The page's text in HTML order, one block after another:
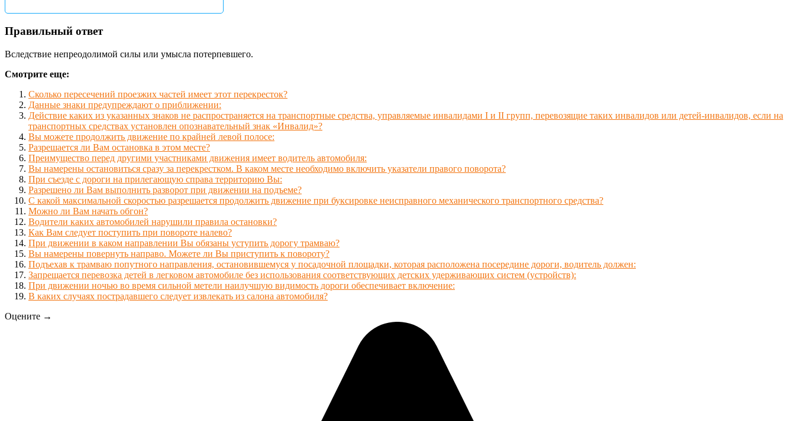
Правильный ответ
Вследствие непреодолимой силы или умысла потерпевшего.
Смотрите еще:
Сколько пересечений проезжих частей имеет этот перекресток?
Данные знаки предупреждают о приближении:
Действие каких из указанных знаков не распространяется на транспортные средства, управляемые инвалидами I и II групп, перевозящие таких инвалидов или детей-инвалидов, если на
транспортных средствах установлен опознавательный знак «Инвалид»?
Вы можете продолжить движение по крайней левой полосе:
Разрешается ли Вам остановка в этом месте?
Преимущество перед другими участниками движения имеет водитель автомобиля:
Вы намерены остановиться сразу за перекрестком. В каком месте необходимо включить указатели правого поворота?
При съезде с дороги на прилегающую справа территорию Вы:
Разрешено ли Вам выполнить разворот при движении на подъеме?
С какой максимальной скоростью разрешается продолжить движение при буксировке неисправного механического транспортного средства?
Можно ли Вам начать обгон?
Водители каких автомобилей нарушили правила остановки?
Как Вам следует поступить при повороте налево?
При движении в каком направлении Вы обязаны уступить дорогу трамваю?
Вы намерены повернуть направо. Можете ли Вы приступить к повороту?
Подъехав к трамваю попутного направления, остановившемуся у посадочной площадки, которая расположена посередине дороги, водитель должен:
Запрещается перевозка детей в легковом автомобиле без использования соответствующих детских удерживающих систем (устройств):
При движении ночью во время сильной метели наилучшую видимость дороги обеспечивает включение:
В каких случаях пострадавшего следует извлекать из салона автомобиля?
Оцените →